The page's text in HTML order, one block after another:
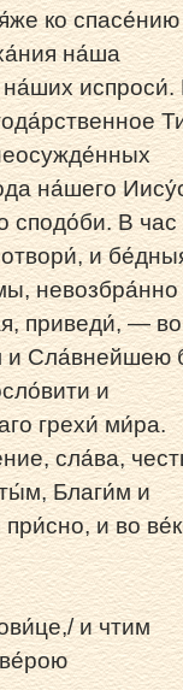
ко спасе́нию
на́ша
на́ших испроси́.
на́шего
сподо́би. В час
и
невозбра́нно
приведи́, — во
и Сла́внейшею
и
грехи́ ми́ра.
сла́ва,
Благи́м и
и во
и чтим